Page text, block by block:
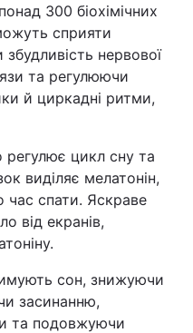
300 біохімічних
сприяти
нервової
та регулюючи
й циркадні ритми,
цикл сну та
виділяє мелатонін,
час спати. Яскраве
від екранів,
сон, знижуючи
засинанню,
та подовжуючи